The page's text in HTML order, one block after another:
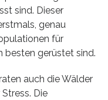
sind. Dieser
genau
für
besten gerüstet sind.
auch die Wälder
Die